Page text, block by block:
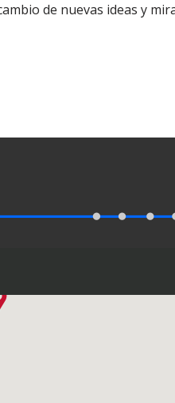
de nuevas ideas y